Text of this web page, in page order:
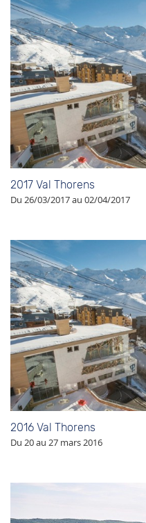
2017 Val Thorens
Du 26/03/2017 au 02/04/2017
2016 Val Thorens
Du 20 au 27 mars 2016